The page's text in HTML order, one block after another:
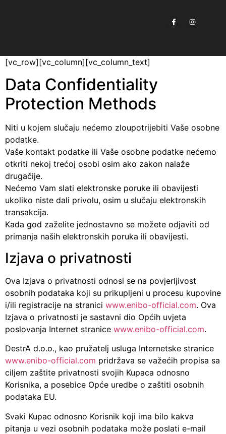
[vc_row][vc_column][vc_column_text]
Data Confidentiality
Protection Methods
Niti u kojem slučaju nećemo zloupotrijebiti Vaše osobne
podatke.
Vaše kontakt podatke ili Vaše osobne podatke nećemo
otkriti nekoj trećoj osobi osim ako zakon nalaže
drugačije.
Nećemo Vam slati elektronske poruke ili obavijesti
ukoliko niste dali privolu, osim u slučaju elektronskih
transakcija.
Kada god zaželite jednostavno se možete odjaviti od
primanja naših elektronskih poruka ili obavijesti.
Izjava o privatnosti
Ova Izjava o privatnosti odnosi se na povjerljivost
osobnih podataka koji su prikupljeni u procesu kupovine
i/ili registracije na stranici www.enibo-official.com. Ova
Izjava o privatnosti je sastavni dio Općih uvjeta
poslovanja Internet stranice www.enibo-official.com.
DestrA d.o.o., kao pružatelj usluga Internetske stranice
www.enibo-official.com pridržava se važećih propisa sa
ciljem zaštite privatnosti svojih Kupaca odnosno
Korisnika, a posebice Opće uredbe o zaštiti osobnih
podataka EU.
Svaki Kupac odnosno Korisnik koji ima bilo kakva
pitanja u vezi osobnih podataka može poslati e-mail